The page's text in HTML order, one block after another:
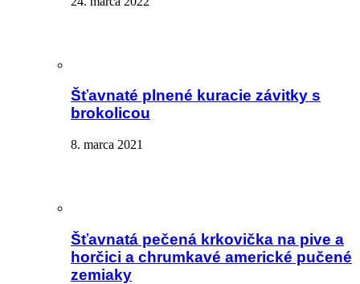
Šťavnaté plnené kuracie závitky s
brokolicou
8. marca 2021
Šťavnatá pečená krkovička na pive a
horčici a chrumkavé americké pučené
zemiaky